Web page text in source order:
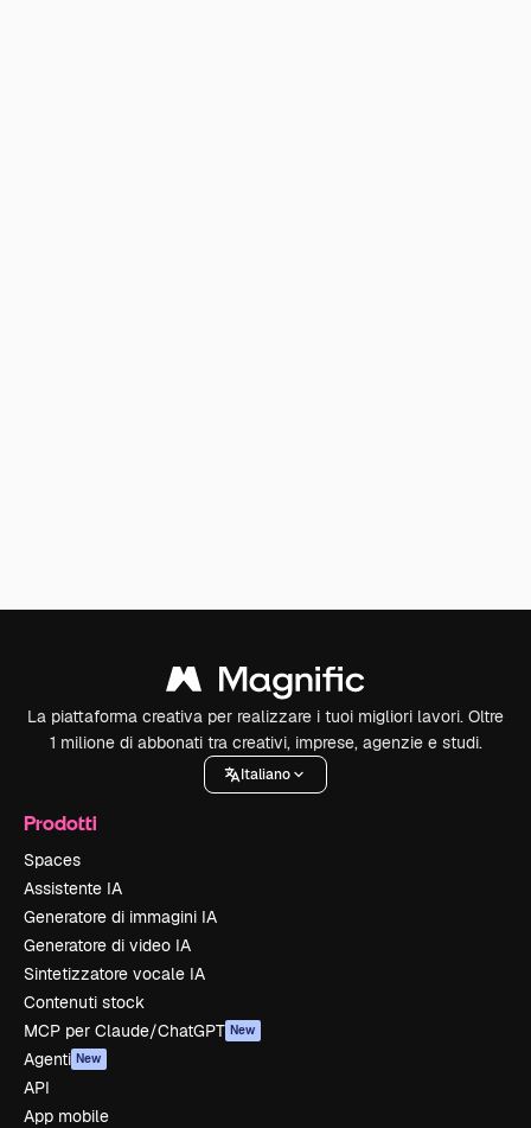
La piattaforma creativa per realizzare i tuoi migliori lavori. Oltre
1 milione di abbonati tra creativi, imprese, agenzie e studi.
Italiano
Prodotti
Spaces
Assistente IA
Generatore di immagini IA
Generatore di video IA
Sintetizzatore vocale IA
Contenuti stock
MCP per Claude/ChatGPT New
Agenti New
API
App mobile